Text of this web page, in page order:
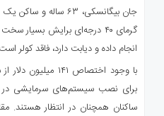
جان بیگانسکی، ۶۳
گرمای ۴۰ درجه‌ای برایش
انجام داده و دیابت دارد، فاقد کولر
برای نصب سیستم‌های سرمایشی در
ساکنان همچنان در انتظار هستند.